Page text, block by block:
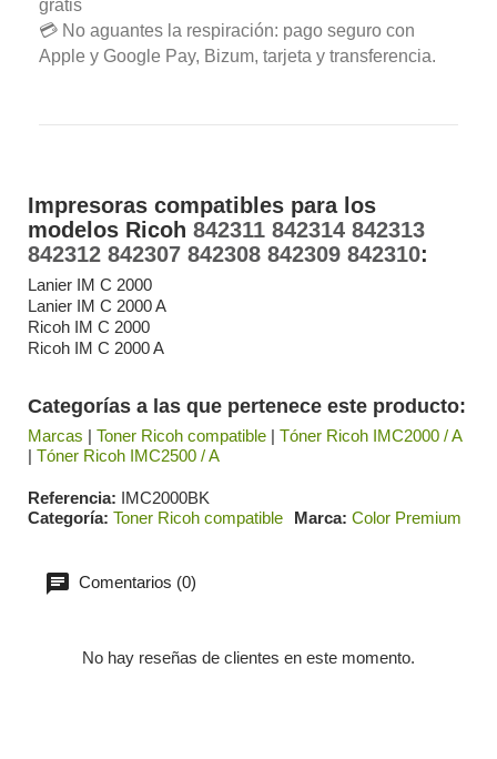
gratis
💳 No aguantes la respiración: pago seguro con
Apple y Google Pay, Bizum, tarjeta y transferencia.
Impresoras compatibles para los
modelos Ricoh 842311 842314 842313
842312 842307 842308 842309 842310:
Lanier IM C 2000
Lanier IM C 2000 A
Ricoh IM C 2000
Ricoh IM C 2000 A
Categorías a las que pertenece este producto:
Marcas | Toner Ricoh compatible | Tóner Ricoh IMC2000 / A
| Tóner Ricoh IMC2500 / A
Referencia IMC2000BK
Categoría Toner Ricoh compatible Marca Color Premium
Comentarios (0)
No hay reseñas de clientes en este momento.